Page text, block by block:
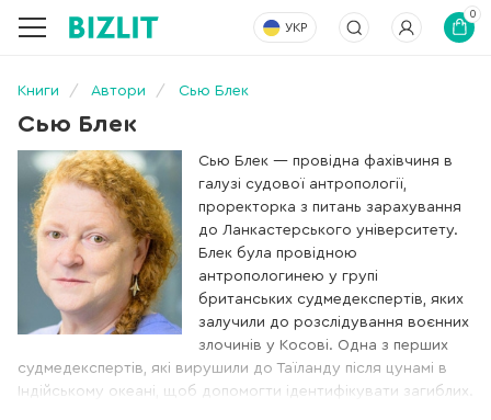
УКР
0
Книги Автори Сью Блек
Сью Блек
Сью Блек — провідна фахівчиня в
галузі судової антропології,
проректорка з питань зарахування
до Ланкастерського університету.
Блек була провідною
антропологинею у групі
британських судмедекспертів, яких
залучили до розслідування воєнних
злочинів у Косові. Одна з перших
судмедекспертів, які вирушили до Таїланду після цунамі в
Індійському океані, щоб допомогти ідентифікувати загиблих.